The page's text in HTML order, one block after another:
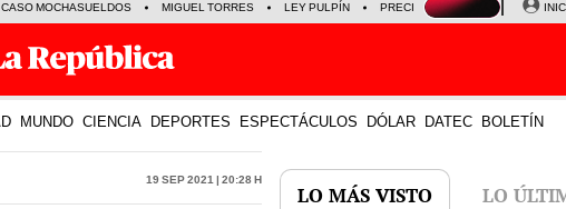
CASO MOCHASUELDOS MIGUEL TORRES LEY PULPÍN PRECIO DEL DÓLAR CORTE
MUNDO CIENCIA DEPORTES ESPECTÁCULOS DÓLAR DATEC BOLETÍN
19 Sep 2021 | 20:28 h
LO MÁS VISTO LO